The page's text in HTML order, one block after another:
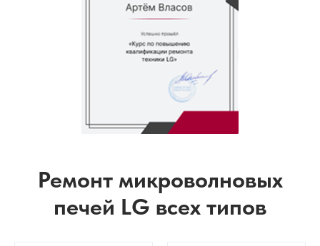
Ремонт микроволновых
печей LG всех типов